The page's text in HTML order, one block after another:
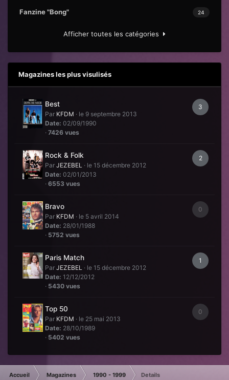
24
Fanzine "Bong"
Afficher toutes les catégories
Magazines les plus visulisés
3
Best
Par KFDM · le 9 septembre 2013
Date: 02/09/1990
· 7426 vues
2
Rock & Folk
Par JEZEBEL · le 15 décembre 2012
Date: 02/01/2013
· 6553 vues
0
Bravo
Par KFDM · le 5 avril 2014
Date: 28/01/1988
· 5752 vues
1
Paris Match
Par JEZEBEL · le 15 décembre 2012
Date: 12/12/2012
· 5430 vues
0
Top 50
Par KFDM · le 25 mai 2013
Date: 28/10/1989
· 5402 vues
Accueil Magazines 1990 - 1999 Details